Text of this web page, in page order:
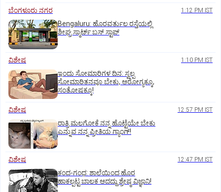
ಬೆಂಗಳೂರು ನಗರ 1:12 PM IST
Bengaluru: ಹೊರವರ್ತುಲ ರಸ್ತೆಯಲ್ಲಿ
ಶೀಘ್ರ ಸ್ಮಾರ್ಟ್‌ ಬಸ್‌ ಸ್ಟಾಪ್‌
ವಿಶೇಷ 1:10 PM IST
ಇಂದು ಸೋಮಾರಿಗಳ ದಿನ: ಸ್ವಲ್ಪ
ಸೋಮಾರಿತನವೂ ಬೇಕು, ಆರೋಗ್ಯಕ್ಕೂ,
ಸಂತೋಷಕ್ಕೂ!
ವಿಶೇಷ 12:57 PM IST
ರಾತ್ರಿ ಮಲಗೋಕೆ ನನ್ನ ಹೊಟ್ಟೆಯೇ ಬೇಕು
ಎನ್ನುವ ನನ್ನ ಪ್ರೀತಿಯ ಗ್ಯಾಂಗ್!
ವಿಶೇಷ 12:47 PM IST
ಕಂದ-ಗಂಧ: ಶಾಲೆಯಿಂದ ಹೊರ
ಹಾಕಲ್ಪಟ್ಟ ಬಾಲಕ ಆದದ್ದು ಶ್ರೇಷ್ಠ ವಿಜ್ಞಾನಿ!